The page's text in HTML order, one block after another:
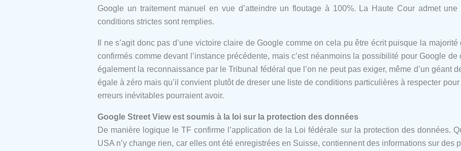
Google un traitement manuel en vue d’atteindre un floutage à 100%. La Haute Cour admet une
conditions strictes sont remplies.
Il ne s’agit donc pas d’une victoire claire de Google comme on cela pu être écrit puisque la
confirmés comme devant l’instance précédente, mais c’est néanmoins la possibilité pour Google de
également la reconnaissance par le Tribunal fédéral que l’on ne peut pas exiger, même d’un géant
égale à zéro mais qu’il convient plutôt de dreser une liste de conditions particulières à respecter
erreurs inévitables pourraient avoir.
Google Street View est soumis à la loi sur la protection des données
De manière logique le TF confirme l’application de la Loi fédérale sur la protection des données.
USA n’y change rien, car elles ont été enregistrées en Suisse, contiennent des informations sur des